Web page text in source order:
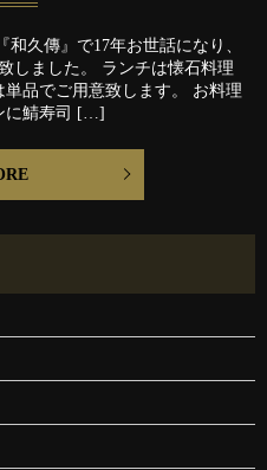
久傳』で17年お世話になり、
しました。 ランチは懐石料理
品でご用意致します。 お料理
に鯖寿司 […]